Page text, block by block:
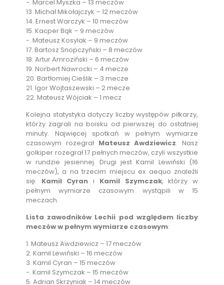
-. Marcel Myszka – 13 meczów
13. Michał Mikołajczyk – 12 meczów
14. Ernest Warczyk – 10 meczów
15. Kacper Bąk – 9 meczów
-. Mateusz Kosylak – 9 meczów
17. Bartosz Snopczyński – 8 meczów
18. Artur Amroziński – 6 meczów
19. Norbert Nawrocki – 4 mecze
20. Bartłomiej Cieślik – 3 mecze
21. Igor Wojtaszewski – 2 mecze
22. Mateusz Wójciak – 1 mecz
Kolejna statystyka dotyczy liczby występów piłkarzy,
którzy zagrali na boisku od pierwszej do ostatniej
minuty. Najwięcej spotkań w pełnym wymiarze
czasowym rozegrał Mateusz Awdziewicz. Nasz
golkiper rozegrał 17 pełnych meczów, czyli wszystkie
w rundzie jesiennej. Drugi jest Kamil Lewiński (16
meczów), a na trzecim miejscu ex aequo znaleźli
się: Kamil Cyran i Kamil Szymczak, którzy w
pełnym wymiarze czasowym wystąpili w 15
meczach.
Lista zawodników Lechii pod względem liczby
meczów w pełnym wymiarze czasowym:
1. Mateusz Awdziewicz – 17 meczów
2. Kamil Lewiński – 16 meczów
3. Kamil Cyran – 15 meczów
-. Kamil Szymczak – 15 meczów
5. Adrian Skrzyniak – 14 meczów